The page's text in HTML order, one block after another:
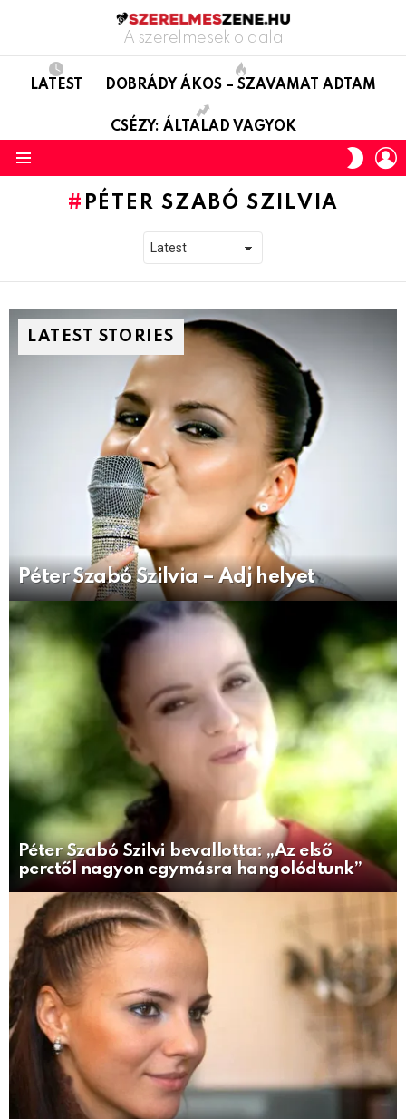
A szerelmesek oldala
LATEST DOBRÁDY ÁKOS – SZAVAMAT ADTAM
CSÉZY: ÁLTALAD VAGYOK
SKIN
PÉTER SZABÓ SZILVIA
LATEST STORIES
Péter Szabó Szilvia – Adj helyet
Péter Szabó Szilvi bevallotta: „Az első
perctől nagyon egymásra hangolódtunk”